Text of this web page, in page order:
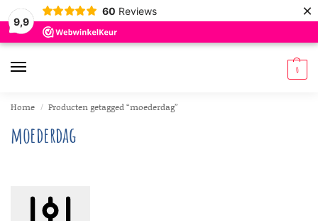
9,9
60 Reviews ×
0
Home / Producten getagged “moederdag”
moederdag